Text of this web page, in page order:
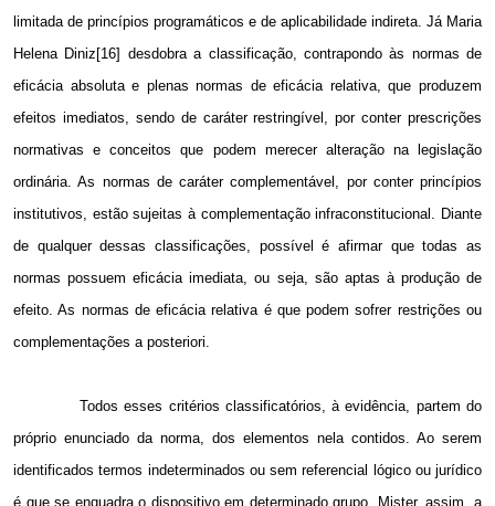
limitada de princípios programáticos e de aplicabilidade indireta. Já Maria
Helena Diniz[16] desdobra a classificação, contrapondo às normas de
eficácia absoluta e plenas normas de eficácia relativa, que produzem
efeitos imediatos, sendo de caráter restringível, por conter prescrições
normativas e conceitos que podem merecer alteração na legislação
ordinária. As normas de caráter complementável, por conter princípios
institutivos, estão sujeitas à complementação infraconstitucional. Diante
de qualquer dessas classificações, possível é afirmar que todas as
normas possuem eficácia imediata, ou seja, são aptas à produção de
efeito. As normas de eficácia relativa é que podem sofrer restrições ou
complementações a posteriori.
Todos esses critérios classificatórios, à evidência, partem do
próprio enunciado da norma, dos elementos nela contidos. Ao serem
identificados termos indeterminados ou sem referencial lógico ou jurídico
é que se enquadra o dispositivo em determinado grupo. Mister, assim, a